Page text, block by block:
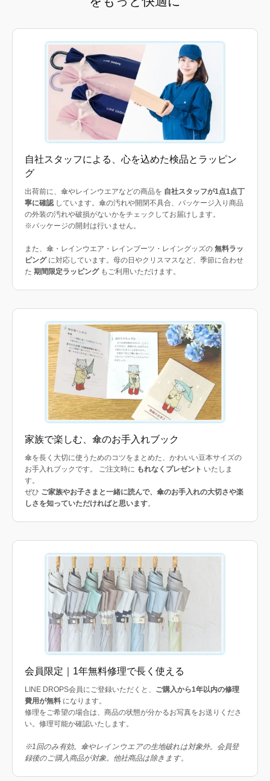
自社スタッフによる、心を込めた検品とラッピン
グ
出荷前に、傘やレインウエアなどの商品を 自社スタッフが1点1点丁
寧に確認 しています。傘の汚れや開閉不具合、パッケージ入り商品
の外装の汚れや破損がないかをチェックしてお届けします。
※パッケージの開封は行いません。
また、傘・レインウエア・レインブーツ・レイングッズの 無料ラッ
ピングに対応しています。母の日やクリスマスなど、季節に合わせ
た 期間限定ラッピングもご利用いただけます。
家族で楽しむ、傘のお手入れブック
傘を長く大切に使うためのコツをまとめた、かわいい豆本サイズの
お手入れブックです。 ご注文時に もれなくプレゼント いたしま
す。
ぜひ ご家族やお子さまと一緒に読んで、傘のお手入れの大切さや楽
しさを知っていただければと思います。
会員限定｜1年無料修理で長く使える
LINE DROPS会員にご登録いただくと、 ご購入から1年以内の修理
費用が無料 になります。
修理をご希望の場合は、商品の状態が分かるお写真をお送りくださ
い。修理可能か確認いたします。
※1回のみ有効。傘やレインウエアの生地破れは対象外。会員登
録後のご購入商品が対象。他社商品は除きます。